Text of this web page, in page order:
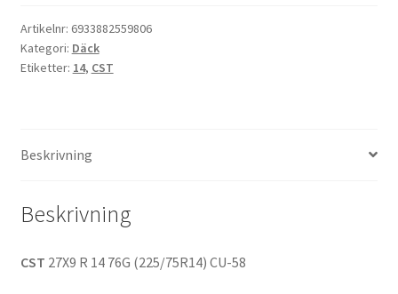
Artikelnr: 6933882559806
Kategori: Däck
Etiketter: 14, CST
Beskrivning
Beskrivning
CST 27X9 R 14 76G (225/75R14) CU-58